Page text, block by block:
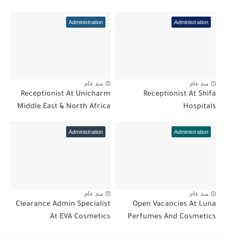
Administration
منذ عام
Receptionist At Shifa
Hospitals
Administration
منذ عام
Receptionist At Unicharm
Middle East & North Africa
Administration
منذ عام
Open Vacancies At Luna
Perfumes And Cosmetics
Administration
منذ عام
Clearance Admin Specialist
At EVA Cosmetics